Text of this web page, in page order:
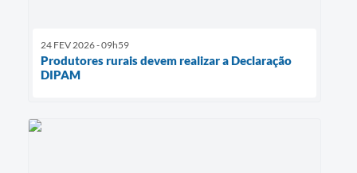
24 FEV 2026 - 09h59
Produtores rurais devem realizar a Declaração
DIPAM